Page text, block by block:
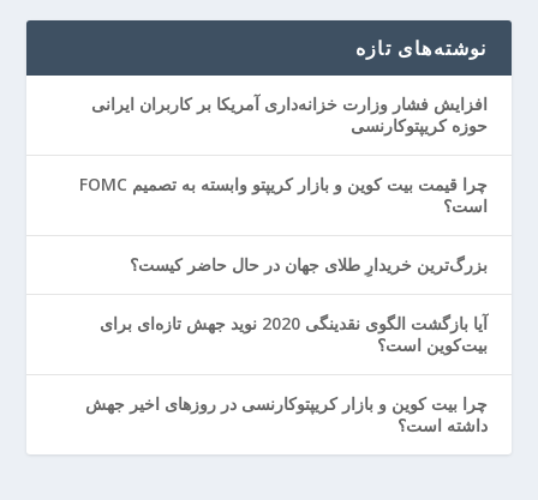
نوشته‌های تازه
افزایش فشار وزارت خزانه‌داری آمریکا بر کاربران ایرانی
حوزه کریپتوکارنسی
چرا قیمت بیت کوین و بازار کریپتو وابسته به تصمیم FOMC
است؟
بزرگ‌ترین خریدارِ طلای جهان در حال حاضر کیست؟
آیا بازگشت الگوی نقدینگی 2020 نوید جهش تازه‌ای برای
بیت‌کوین است؟
چرا بیت کوین و بازار کریپتوکارنسی در روزهای اخیر جهش
داشته است؟